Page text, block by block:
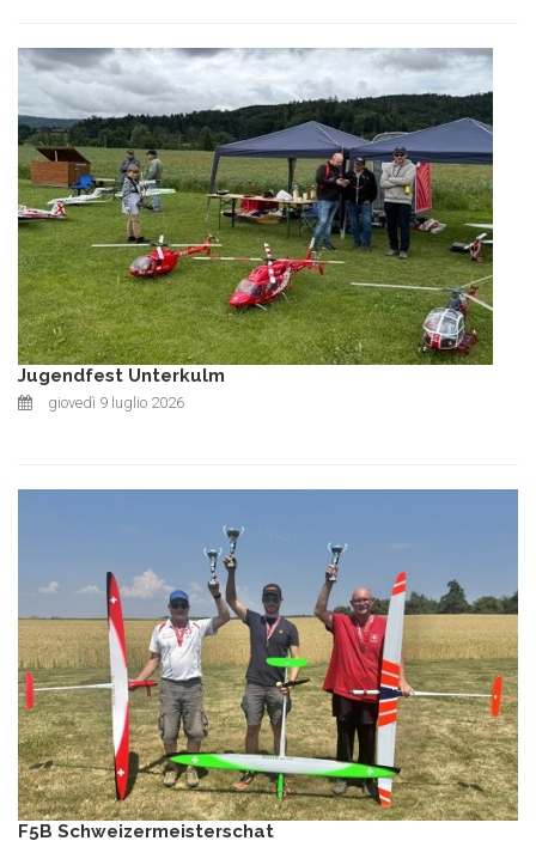
Jugendfest Unterkulm
giovedì 9 luglio 2026
F5B Schweizermeisterschat